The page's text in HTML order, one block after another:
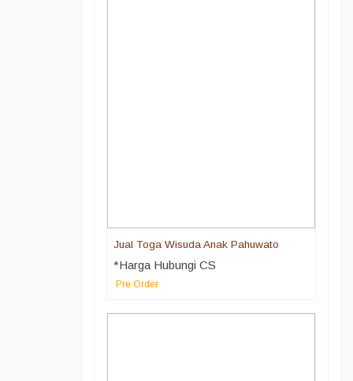
Jual Toga Wisuda Anak Pahuwato
*Harga Hubungi CS
Pre Order